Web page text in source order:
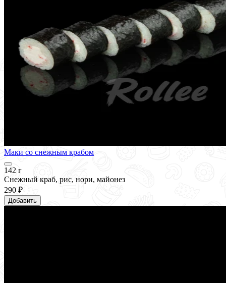
Маки со снежным крабом
142 г
Снежный краб, рис, нори, майонез
290 ₽
Добавить